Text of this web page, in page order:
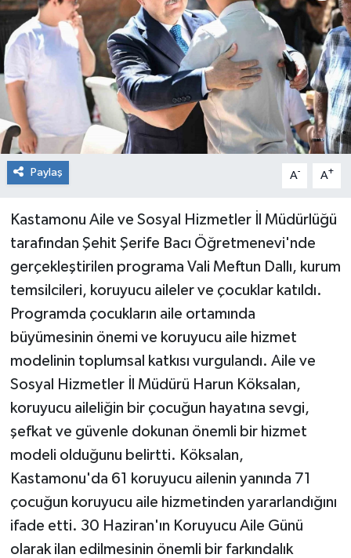
Paylaş A- A+
Kastamonu Aile ve Sosyal Hizmetler İl Müdürlüğü
tarafından Şehit Şerife Bacı Öğretmenevi'nde
gerçekleştirilen programa Vali Meftun Dallı, kurum
temsilcileri, koruyucu aileler ve çocuklar katıldı.
Programda çocukların aile ortamında
büyümesinin önemi ve koruyucu aile hizmet
modelinin toplumsal katkısı vurgulandı. Aile ve
Sosyal Hizmetler İl Müdürü Harun Köksalan,
koruyucu aileliğin bir çocuğun hayatına sevgi,
şefkat ve güvenle dokunan önemli bir hizmet
modeli olduğunu belirtti. Köksalan,
Kastamonu'da 61 koruyucu ailenin yanında 71
çocuğun koruyucu aile hizmetinden yararlandığını
ifade etti. 30 Haziran'ın Koruyucu Aile Günü
olarak ilan edilmesinin önemli bir farkındalık
RESMİ İLAN
Künye